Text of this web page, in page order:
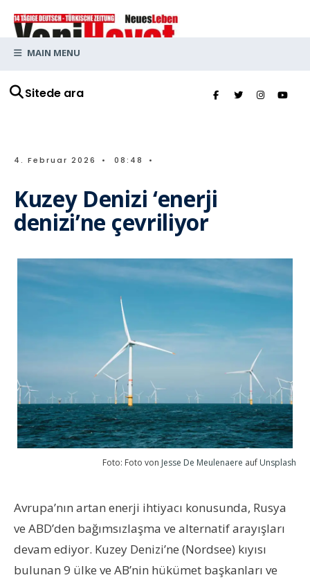
Sitede ara
MAIN MENU
4. Februar 2026 • 08:48 •
Kuzey Denizi ‘enerji
denizi’ne çevriliyor
Foto: Foto von Jesse De Meulenaere auf Unsplash
Avrupa’nın artan enerji ihtiyacı konusunda, Rusya
ve ABD’den bağımsızlaşma ve alternatif arayışları
devam ediyor. Kuzey Denizi’ne (Nordsee) kıyısı
bulunan 9 ülke ve AB’nin hükümet başkanları ve